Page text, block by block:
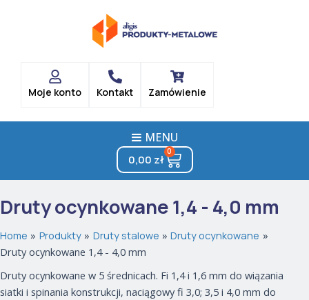
Moje konto Kontakt Zamówienie
MENU
0,00 zł
0
Cart
Druty ocynkowane 1,4 - 4,0 mm
Home Produkty Druty stalowe
Druty ocynkowane
Druty ocynkowane 1,4 - 4,0 mm
Druty ocynkowane w 5 średnicach. Fi 1,4 i 1,6 mm do wiązania
siatki i spinania konstrukcji, naciągowy fi 3,0; 3,5 i 4,0 mm do